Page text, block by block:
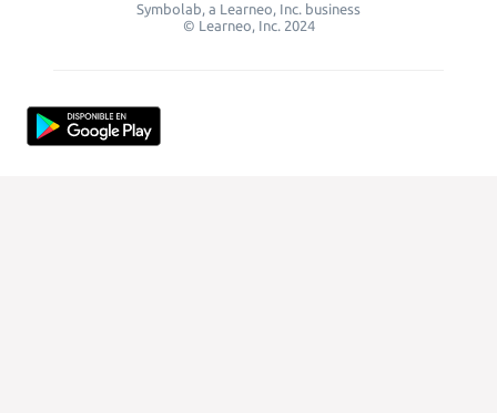
Symbolab, a Learneo, Inc. business
© Learneo, Inc. 2024